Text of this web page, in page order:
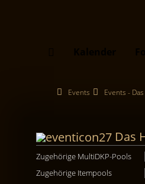
Events Events -
Das
Zugehörige MultiDKP-Pools
Zugehörige Itempools